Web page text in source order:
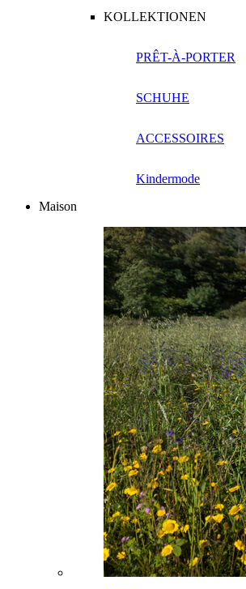
KOLLEKTIONEN
PRÊT-À-PORTER
SCHUHE
ACCESSOIRES
Kindermode
Maison